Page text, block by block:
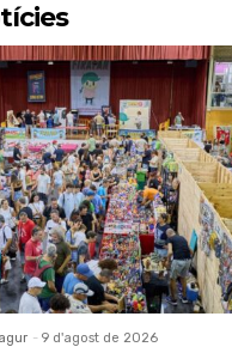
- 9 d'agost de 2026